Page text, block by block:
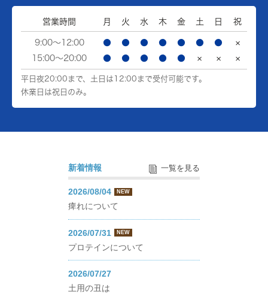
営業時間 月 火 水 木 金 土 日 祝
9:00～12:00 ● ● ● ● ● ● ●
×
15:00～20:00
● ● ● ● ● × × ×
平日夜20:00まで、土日は12:00まで受付可能です。
休業日は祝日のみ。
新着情報 一覧を見る
2026/08/04 NEW
痺れについて
2026/07/31 NEW
プロテインについて
2026/07/27
土用の丑は